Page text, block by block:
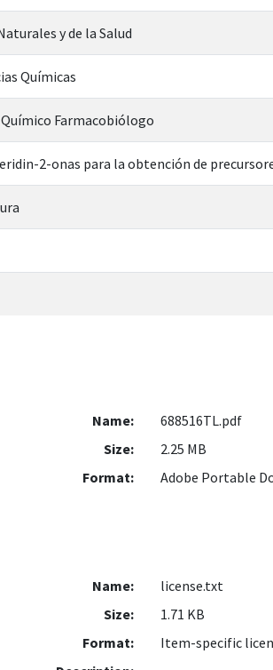
y de la Salud
Químicas
Farmacobiólogo
2-onas para la obtención de
Name:
688516TL.pdf
Size:
2.25 MB
Format:
Adobe Portable
Name:
license.txt
Size:
1.71 KB
Format:
Item-specific